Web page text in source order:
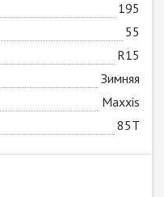
195
55
R15
Зимняя
Maxxis
85T